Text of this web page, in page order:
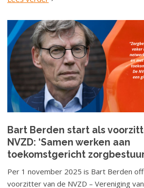
Bart Berden start als
NVZD: ‘Samen werken aan
toekomstgericht
Per 1 november 2025 is Bart Berden
voorzitter van de NVZD – Vereniging